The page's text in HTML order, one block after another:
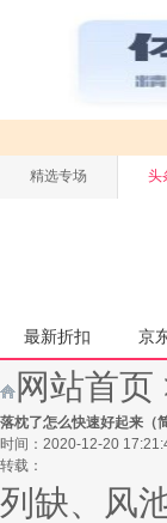
精选专场 头
最新折扣 京
网站首页
落枕了怎么快速好起来（
时间：2020-12-20
转载：
列缺、风